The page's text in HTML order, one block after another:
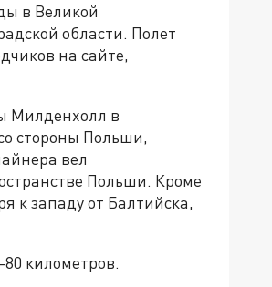
в Великой
области. Полет
на сайте,
Милденхолл в
стороны Польши,
вел
Польши. Кроме
к западу от Балтийска,
километров.